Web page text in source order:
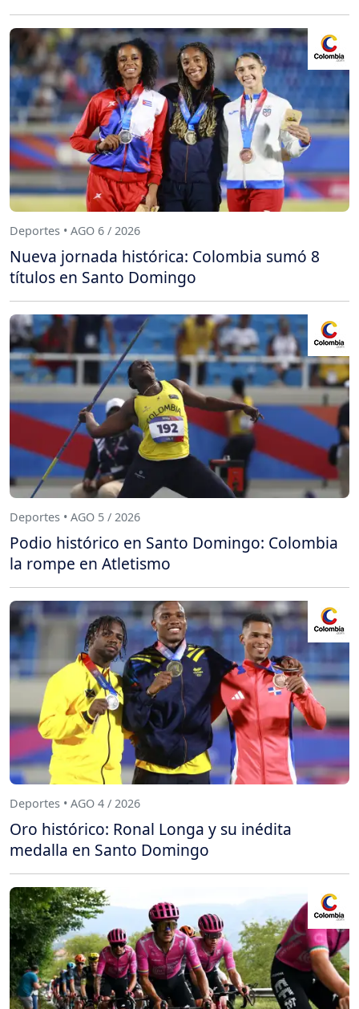
Deportes • AGO 6 / 2026
Nueva jornada histórica: Colombia sumó 8
títulos en Santo Domingo
Deportes • AGO 5 / 2026
Podio histórico en Santo Domingo: Colombia
la rompe en Atletismo
Deportes • AGO 4 / 2026
Oro histórico: Ronal Longa y su inédita
medalla en Santo Domingo